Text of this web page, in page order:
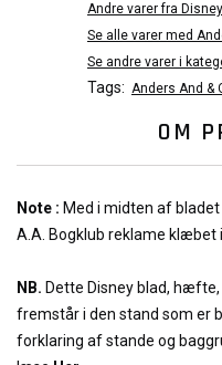
Andre varer fra Disney
Se alle varer med
Se andre varer i
Tags: Anders And &
OM
Note : Med i midten af
A.A. Bogklub reklame klæbet
NB. Dette Disney blad,
fremstår i den stand som er
forklaring af stande og